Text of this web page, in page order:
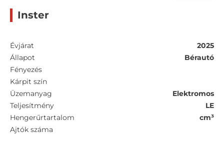
Inster
Évjárat
2025
Állapot
Bérautó
Fényezés
Kárpit szín
Üzemanyag
Elektromos
Teljesítmény
LE
Hengerűrtartalom
cm³
Ajtók száma